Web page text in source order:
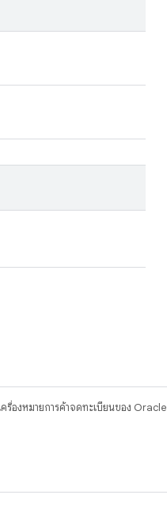
รื่องหมายการค้าจดทะเบียนของ Oracle